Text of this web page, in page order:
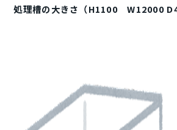
処理槽の大きさ（H1100 W12000